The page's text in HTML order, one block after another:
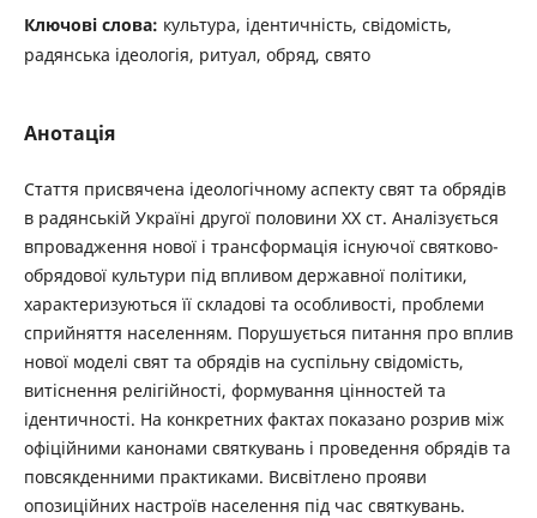
Ключові слова: культура, ідентичність, свідомість,
радянська ідеологія, ритуал, обряд, свято
Анотація
Стаття присвячена ідеологічному аспекту свят та обрядів
в радянській Україні другої половини XX ст. Аналізується
впровадження нової і трансформація існуючої святково-
обрядової культури під впливом державної політики,
характеризуються її складові та особливості, проблеми
сприйняття населенням. Порушується питання про вплив
нової моделі свят та обрядів на суспільну свідомість,
витіснення релігійності, формування цінностей та
ідентичності. На конкретних фактах показано розрив між
офіційними канонами святкувань і проведення обрядів та
повсякденними практиками. Висвітлено прояви
опозиційних настроїв населення під час святкувань.